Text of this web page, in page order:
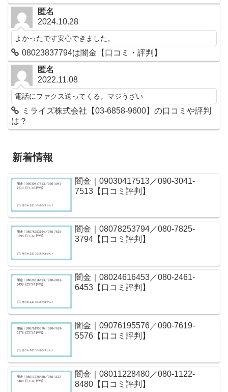
匿名
2024.10.28
よかったです安心できました。
08023837794は闇金【口コミ・評判】
匿名
2022.11.08
電話にファクス送ってくる。マジうざい
ミライズ株式会社【03-6858-9600】の口コミや評判
は？
新着情報
闇金｜09030417513／090-3041-
7513【口コミ評判】
闇金｜08078253794／080-7825-
3794【口コミ評判】
闇金｜08024616453／080-2461-
6453【口コミ評判】
闇金｜09076195576／090-7619-
5576【口コミ評判】
闇金｜08011228480／080-1122-
8480【口コミ評判】